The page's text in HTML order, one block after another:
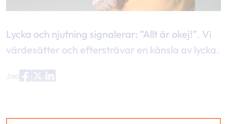
Lycka och njutning signalerar: ”Allt är okej!”. Vi
värdesätter och eftersträvar en känsla av lycka.
Jaa